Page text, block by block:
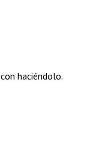
haciéndolo.